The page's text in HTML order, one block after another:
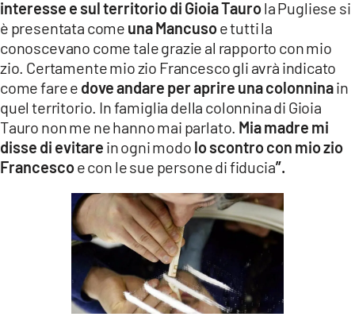
interesse e sul territorio di Gioia Taurola Pugliese si
è presentata come una Mancusoe tutti la
conoscevano come tale grazie al rapporto con mio
zio. Certamente mio zio Francesco gli avrà indicato
come fare e dove andare per aprire una colonninain
quel territorio. In famiglia della colonnina di Gioia
Tauro non me ne hanno mai parlato. Mia madre mi
disse di evitare in ogni modo lo scontro con mio zio
Francescoe con le sue persone di fiducia”.